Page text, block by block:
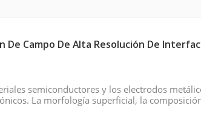
De Campo De Alta Resolución De
semiconductores y los electrodos
La morfología superficial, la